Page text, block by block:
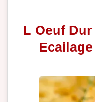
L Oeuf